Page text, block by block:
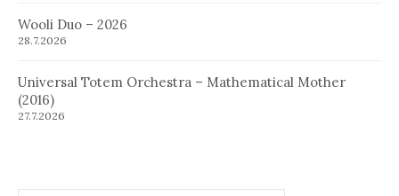
Wooli Duo – 2026
28.7.2026
Universal Totem Orchestra – Mathematical Mother
(2016)
27.7.2026